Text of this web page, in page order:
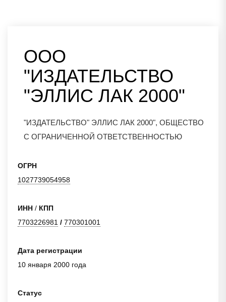
ООО
"ИЗДАТЕЛЬСТВО
"ЭЛЛИС ЛАК 2000"
"ИЗДАТЕЛЬСТВО" ЭЛЛИС ЛАК 2000", ОБЩЕСТВО
С ОГРАНИЧЕННОЙ ОТВЕТСТВЕННОСТЬЮ
ОГРН
1027739054958
ИНН / КПП
7703226981 / 770301001
Дата регистрации
10 января 2000 года
Статус